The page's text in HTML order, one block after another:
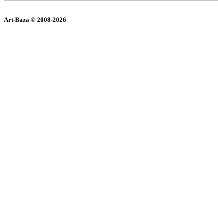
Art-Baza © 2008-2026